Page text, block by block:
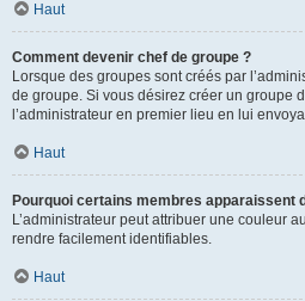
Haut
Comment devenir chef de groupe ?
Lorsque des groupes sont créés par
de groupe. Si vous désirez créer un groupe
l’administrateur en premier lieu en lui
Haut
Pourquoi certains membres apparaissent
L’administrateur peut attribuer une couleur
rendre facilement identifiables.
Haut